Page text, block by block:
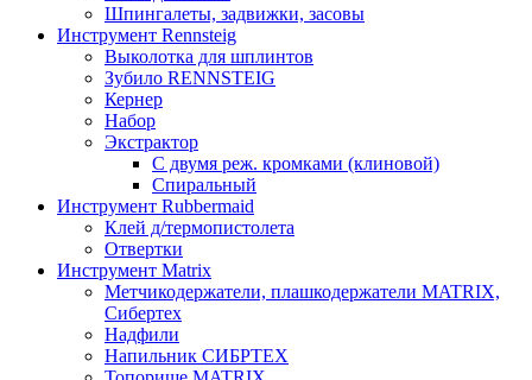
Шпингалеты, задвижки, засовы
Инструмент Rennsteig
Выколотка для шплинтов
Зубило RENNSTEIG
Кернер
Набор
Экстрактор
С двумя реж. кромками (клиновой)
Спиральный
Инструмент Rubbermaid
Клей д/термопистолета
Отвертки
Инструмент Matrix
Метчикодержатели, плашкодержатели MATRIX,
Сибертех
Надфили
Напильник СИБРТЕХ